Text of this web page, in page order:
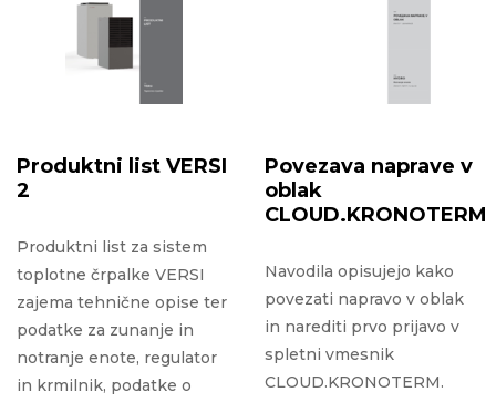
Produktni list VERSI
2
Produktni list za sistem
toplotne črpalke VERSI
zajema tehnične opise ter
podatke za zunanje in
notranje enote, regulator
in krmilnik, podatke o
Povezava naprave v
oblak
CLOUD.KRONOTERM
Navodila opisujejo kako
povezati napravo v oblak
in narediti prvo prijavo v
spletni vmesnik
CLOUD.KRONOTERM.